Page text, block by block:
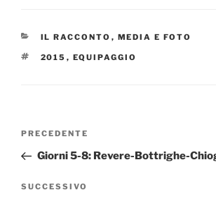
CATEGORIE
IL RACCONTO , MEDIA E FOTO
TAG
2015 , EQUIPAGGIO
Navigazione
Articolo
precedente:
PRECEDENTE
Giorni 5-8: Revere-Bottrighe-
Articolo
SUCCESSIVO